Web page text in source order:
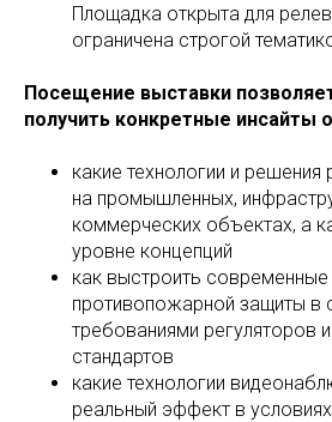
Площадка открыта для
ограничена строгой
Посещение выставки
получить конкретные инсайты
какие технологии и
на промышленных,
коммерческих объектах, а
уровне концепций
как выстроить
противопожарной защиты в
требованиями регуляторов
стандартов
какие технологии
реальный эффект в